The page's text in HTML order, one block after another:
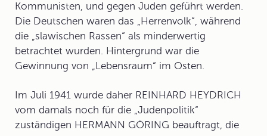
Kommunisten, und gegen Juden geführt werden.
Die Deutschen waren das „Herrenvolk“, während
die „slawischen Rassen“ als minderwertig
betrachtet wurden. Hintergrund war die
Gewinnung von „Lebensraum“ im Osten.
Im Juli 1941 wurde daher REINHARD HEYDRICH
vom damals noch für die „Judenpolitik“
zuständigen HERMANN GÖRING beauftragt, die